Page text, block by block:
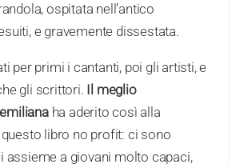
ospitata nell’antico
e gravemente dissestata.
per primi i cantanti, poi gli artisti, e
gli scrittori. Il meglio
ha aderito così alla
libro no profit: ci sono
assieme a giovani molto capaci,